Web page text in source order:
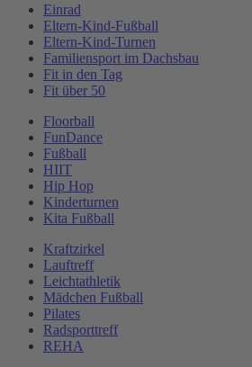
Einrad
Eltern-Kind-Fußball
Eltern-Kind-Turnen
Familiensport im Dachsbau
Fit in den Tag
Fit über 50
Floorball
FunDance
Fußball
HIIT
Hip Hop
Kinderturnen
Kita Fußball
Kraftzirkel
Lauftreff
Leichtathletik
Mädchen Fußball
Pilates
Radsporttreff
REHA